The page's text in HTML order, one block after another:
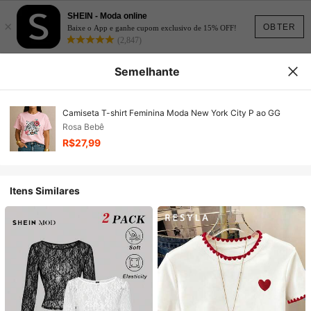
OBTER
×
SHEIN - Moda online
Baixe o App e ganhe cupom exclusivo de 15% OFF!
(2,847)
Semelhante
Camiseta T-shirt Feminina Moda New York City P ao GG
Rosa Bebê
R$27,99
Itens Similares